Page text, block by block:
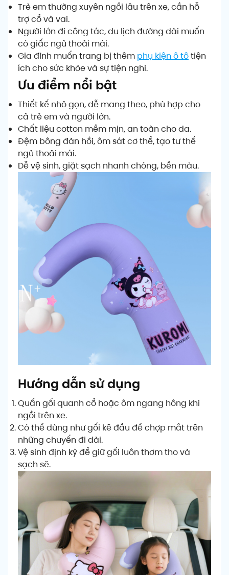
Trẻ em thường xuyên ngồi lâu trên xe, cần hỗ
trợ cổ và vai.
Người lớn đi công tác, du lịch đường dài muốn
có giấc ngủ thoải mái.
Gia đình muốn trang bị thêm phụ kiện ô tôtiện
ích cho sức khỏe và sự tiện nghi.
Ưu điểm nổi bật
Thiết kế nhỏ gọn, dễ mang theo, phù hợp cho
cả trẻ em và người lớn.
Chất liệu cotton mềm mịn, an toàn cho da.
Đệm bông đàn hồi, ôm sát cơ thể, tạo tư thế
ngủ thoải mái.
Dễ vệ sinh, giặt sạch nhanh chóng, bền màu.
Hướng dẫn sử dụng
Quấn gối quanh cổ hoặc ôm ngang hông khi
ngồi trên xe.
Có thể dùng như gối kê đầu để chợp mắt trên
những chuyến đi dài.
Vệ sinh định kỳ để giữ gối luôn thơm tho và
sạch sẽ.